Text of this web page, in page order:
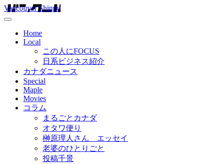
Vancouver Shinpo
Home
Local
この人にFOCUS
日系ビジネス紹介
カナダニュース
Special
Maple
Movies
コラム
まるごとカナダ
オタワ便り
榊原理人さん エッセイ
老婆のひとりごと
投稿千景